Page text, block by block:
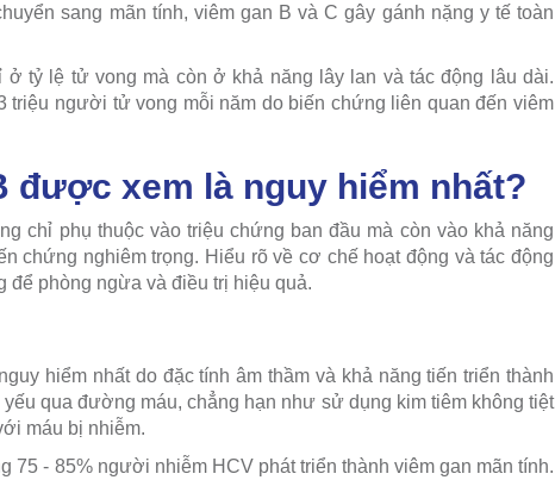
sang mãn tính, viêm gan B và C gây gánh nặng y tế toàn
tỷ lệ tử vong mà còn ở khả năng lây lan và tác động lâu dài.
triệu người tử vong mỗi năm do biến chứng liên quan đến viêm
được xem là nguy hiểm nhất?
chỉ phụ thuộc vào triệu chứng ban đầu mà còn vào khả năng
chứng nghiêm trọng. Hiểu rõ về cơ chế hoạt động và tác động
để phòng ngừa và điều trị hiệu quả.
hiểm nhất do đặc tính âm thầm và khả năng tiến triển thành
qua đường máu, chẳng hạn như sử dụng kim tiêm không tiệt
máu bị nhiễm.
75 - 85% người nhiễm HCV phát triển thành viêm gan mãn tính.